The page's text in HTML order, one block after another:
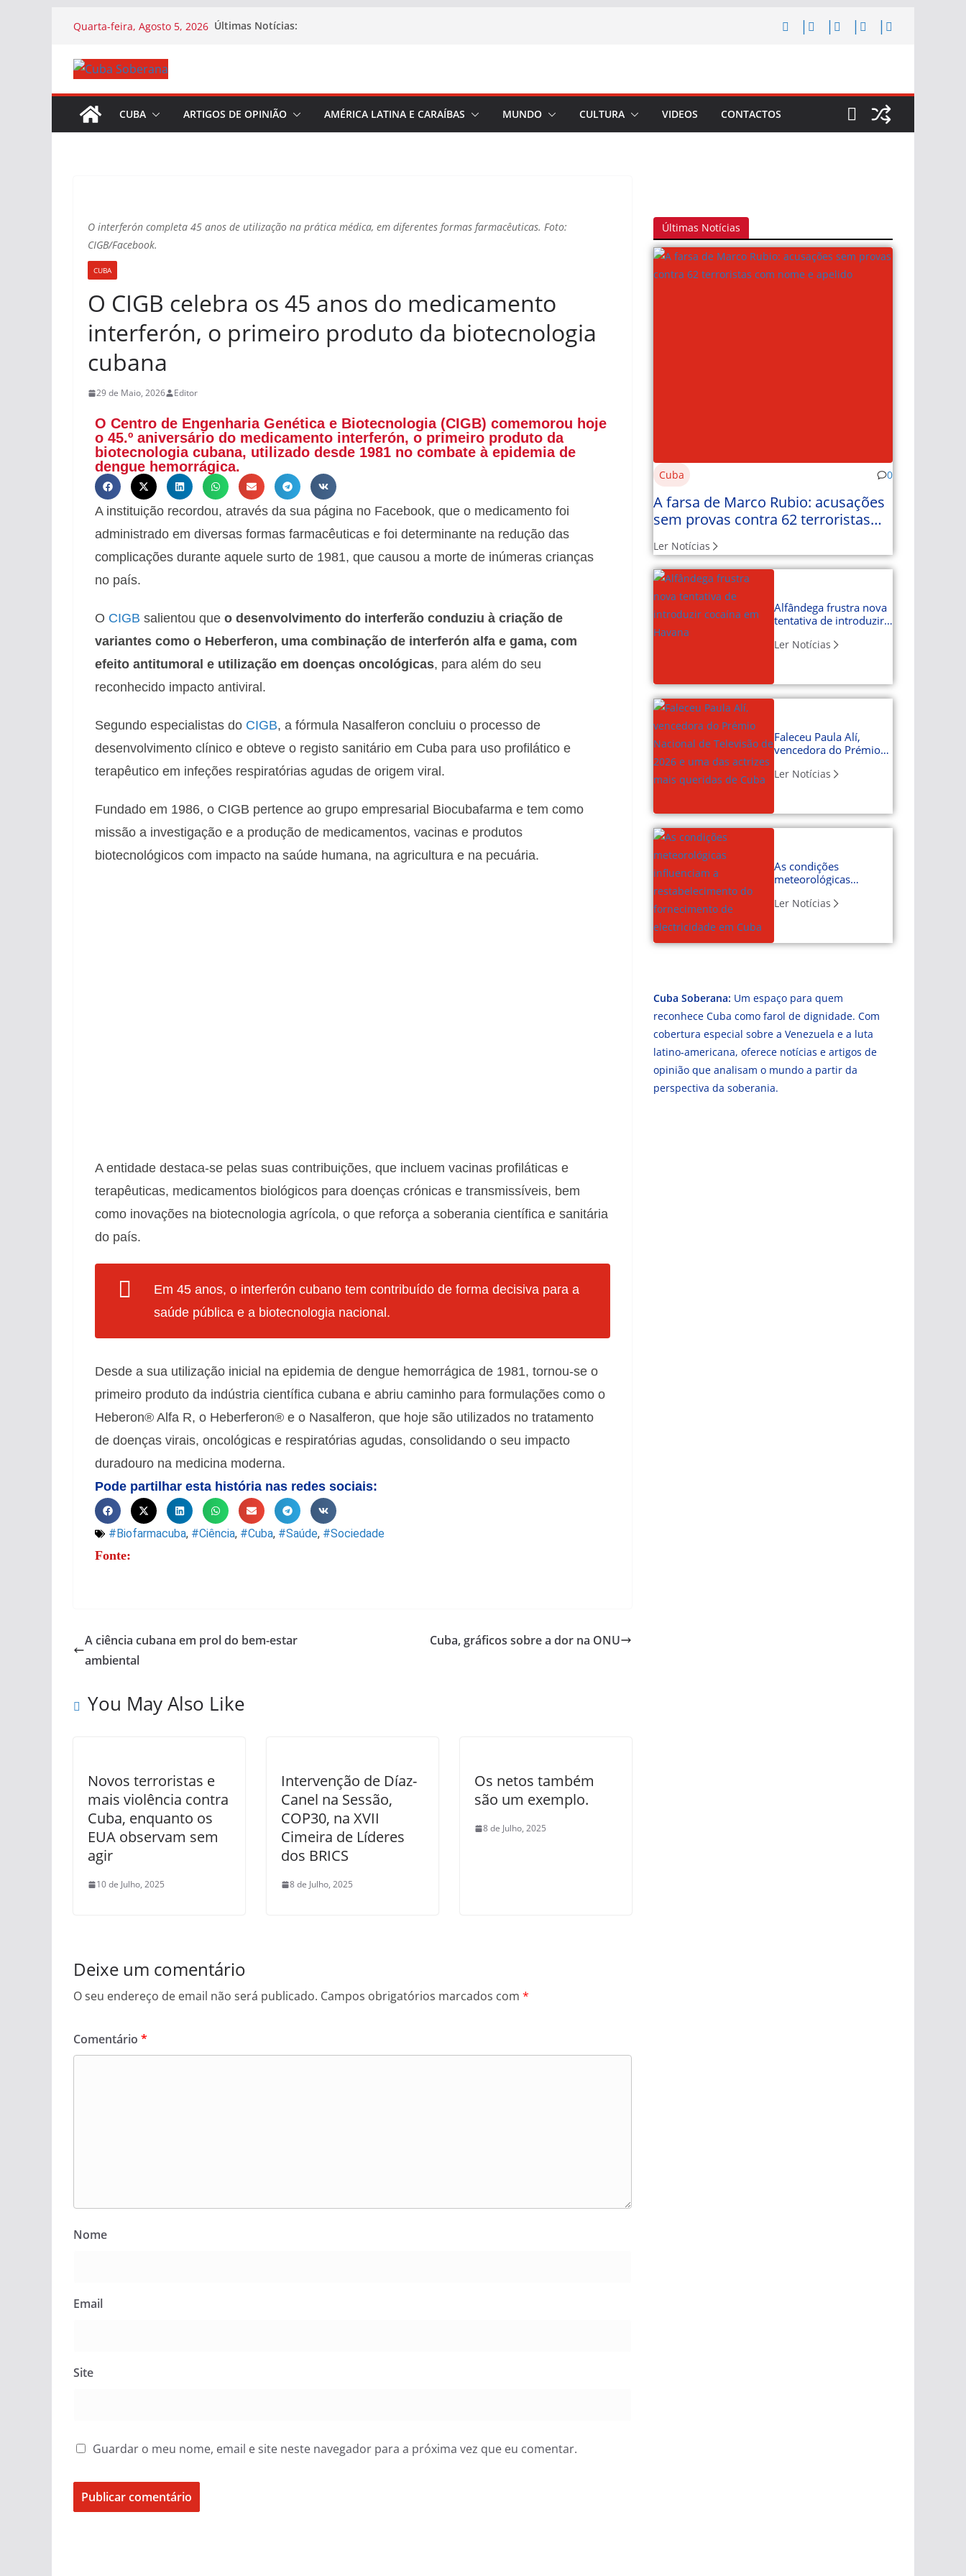
Quarta-feira, Agosto 5, 2026 Últimas Notícias:
CUBA ARTIGOS DE OPINIÃO AMÉRICA LATINA E CARAÍBAS MUNDO CULTURA VIDEOS CONTACTOS
O interferón completa 45 anos de utilização na prática médica, em diferentes formas farmacêuticas. Foto:
CIGB/Facebook.
CUBA
O CIGB celebra os 45 anos do medicamento
interferón, o primeiro produto da biotecnologia
cubana
29 de Maio, 2026 Editor
O Centro de Engenharia Genética e Biotecnologia (CIGB) comemorou hoje
o 45.º aniversário do medicamento interferón, o primeiro produto da
biotecnologia cubana, utilizado desde 1981 no combate à epidemia de
dengue hemorrágica.
A instituição recordou, através da sua página no Facebook, que o medicamento foi
administrado em diversas formas farmacêuticas e foi determinante na redução das
complicações durante aquele surto de 1981, que causou a morte de inúmeras crianças
no país.
O CIGB salientou que o desenvolvimento do interferão conduziu à criação de
variantes como o Heberferon, uma combinação de interferón alfa e gama, com
efeito antitumoral e utilização em doenças oncológicas, para além do seu
reconhecido impacto antiviral.
Segundo especialistas do CIGB, a fórmula Nasalferon concluiu o processo de
desenvolvimento clínico e obteve o registo sanitário em Cuba para uso profilático e
terapêutico em infeções respiratórias agudas de origem viral.
Fundado em 1986, o CIGB pertence ao grupo empresarial Biocubafarma e tem como
missão a investigação e a produção de medicamentos, vacinas e produtos
biotecnológicos com impacto na saúde humana, na agricultura e na pecuária.
A entidade destaca-se pelas suas contribuições, que incluem vacinas profiláticas e
terapêuticas, medicamentos biológicos para doenças crónicas e transmissíveis, bem
como inovações na biotecnologia agrícola, o que reforça a soberania científica e sanitária
do país.
Em 45 anos, o interferón cubano tem contribuído de forma decisiva para a
saúde pública e a biotecnologia nacional.
Desde a sua utilização inicial na epidemia de dengue hemorrágica de 1981, tornou-se o
primeiro produto da indústria científica cubana e abriu caminho para formulações como o
Heberon® Alfa R, o Heberferon® e o Nasalferon, que hoje são utilizados no tratamento
de doenças virais, oncológicas e respiratórias agudas, consolidando o seu impacto
duradouro na medicina moderna.
Pode partilhar esta história nas redes sociais:
#Biofarmacuba, #Ciência, #Cuba, #Saúde, #Sociedade
Fonte:
A ciência cubana em prol do bem-estar
ambiental
Cuba, gráficos sobre a dor na ONU
You May Also Like
Novos terroristas e
mais violência contra
Cuba, enquanto os
EUA observam sem
agir
10 de Julho, 2025
Intervenção de Díaz-
Canel na Sessão,
COP30, na XVII
Cimeira de Líderes
dos BRICS
8 de Julho, 2025
Os netos também
são um exemplo.
8 de Julho, 2025
Deixe um comentário
O seu endereço de email não será publicado. Campos obrigatórios marcados com *
Comentário *
Nome
Email
Site
Guardar o meu nome, email e site neste navegador para a próxima vez que eu comentar.
Últimas Notícias
Cuba 0
A farsa de Marco Rubio: acusações
sem provas contra 62 terroristas
Ler Notícias
Alfândega frustra nova
tentativa de introduzir
Ler Notícias
Faleceu Paula Alí,
vencedora do Prémio
de 2026 e uma das
Ler Notícias
As condições
meteorológicas
restabelecimento do
Ler Notícias
Cuba Soberana: Um espaço para quem
reconhece Cuba como farol de dignidade. Com
cobertura especial sobre a Venezuela e a luta
latino-americana, oferece notícias e artigos de
opinião que analisam o mundo a partir da
perspectiva da soberania.